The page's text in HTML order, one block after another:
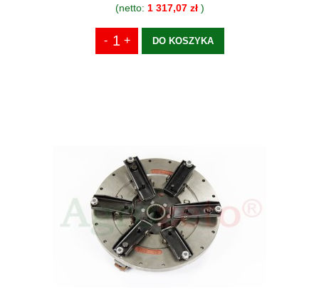
(netto: 1 317,07 zł)
DO KOSZYKA